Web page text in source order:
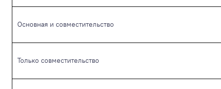
Основная и совместительство
Только совместительство